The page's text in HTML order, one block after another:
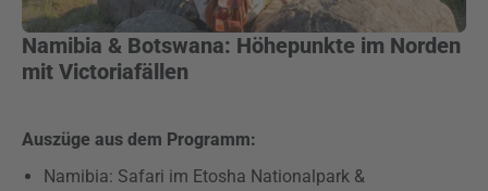
Namibia & Botswana: Höhepunkte im Norden
mit Victoriafällen
Auszüge aus dem Programm:
Namibia: Safari im Etosha Nationalpark &